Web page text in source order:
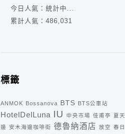
今日人氣： 統計中...
累計人氣： 486,031
標籤
ANMOK Bossanova BTS BTS公車站
HotelDelLuna IU 中央市場 佳甫亭 夏天
邊 安木海邊咖啡街 德魯納酒店 放空 春日